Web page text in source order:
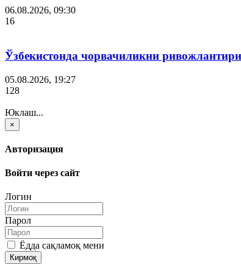
06.08.2026, 09:30
16
Ўзбекистонда чорвачиликни
05.08.2026, 19:27
128
Юклаш...
×
Авторизация
Войти через сайт
Логин
Парол
Ёдда сақламоқ мени